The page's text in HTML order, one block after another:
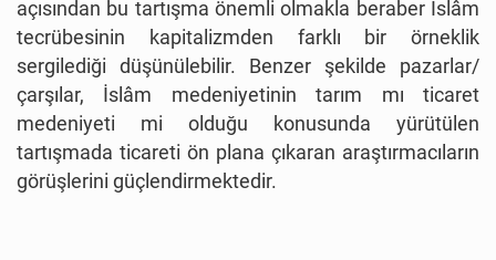
açısından bu tartışma önemli olmakla beraber İslâm
tecrübesinin kapitalizmden farklı bir örneklik
sergilediği düşünülebilir. Benzer şekilde pazarlar/
çarşılar, İslâm medeniyetinin tarım mı ticaret
medeniyeti mi olduğu konusunda yürütülen
tartışmada ticareti ön plana çıkaran araştırmacıların
görüşlerini güçlendirmektedir.